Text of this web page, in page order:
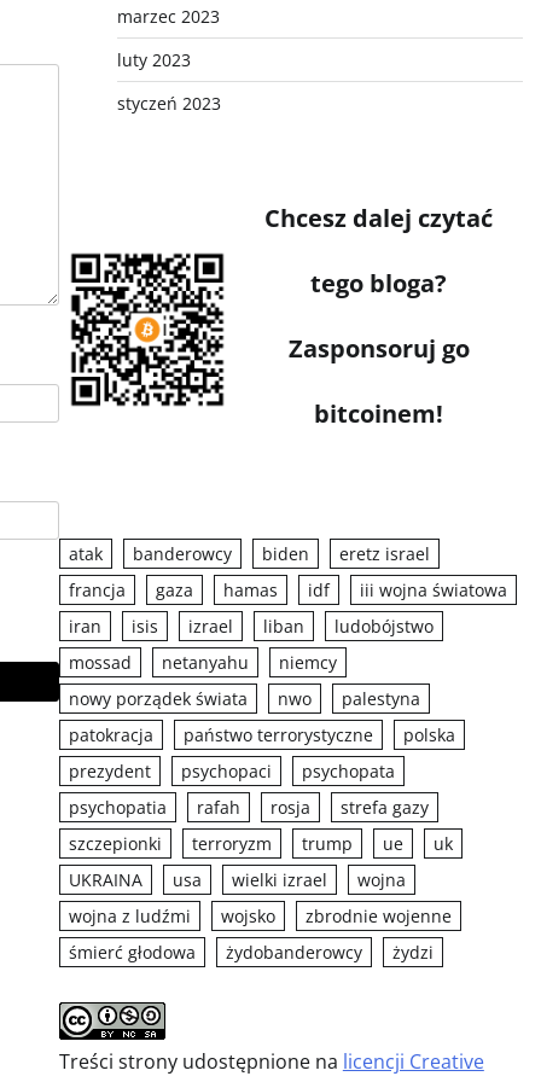
marzec 2023
luty 2023
styczeń 2023
Chcesz dalej czytać
tego bloga?
Zasponsoruj go
bitcoinem!
atak banderowcy biden
eretz israel
francja
gaza hamas idf
iii wojna światowa
iran
isis izrael liban
ludobójstwo
mossad
netanyahu
niemcy
nowy porządek świata
nwo
palestyna
patokracja
państwo terrorystyczne
polska
prezydent
psychopaci
psychopata
psychopatia
rafah rosja
strefa gazy
szczepionki
terroryzm trump ue
uk
UKRAINA
usa wielki izrael
wojna
wojna z ludźmi
wojsko
zbrodnie wojenne
śmierć głodowa
żydobanderowcy żydzi
Treści strony udostępnione na licencji Creative